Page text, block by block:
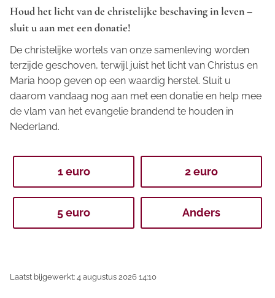
Houd het licht van de christelijke beschaving in leven –
sluit u aan met een donatie!
De christelijke wortels van onze samenleving worden
terzijde geschoven, terwijl juist het licht van Christus en
Maria hoop geven op een waardig herstel. Sluit u
daarom vandaag nog aan met een donatie en help mee
de vlam van het evangelie brandend te houden in
Nederland.
1 euro 2 euro
5 euro Anders
Laatst bijgewerkt: 4 augustus 2026 14:10